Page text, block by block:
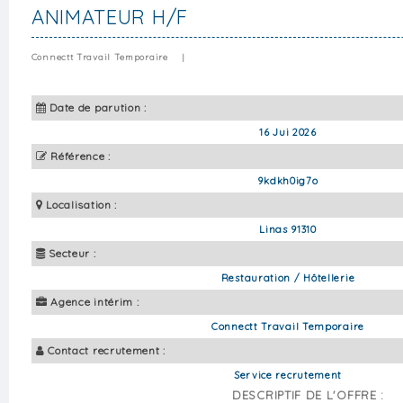
ANIMATEUR H/F
Connectt Travail Temporaire |
Date de parution :
16 Jui 2026
Référence :
9kdkh0ig7o
Localisation :
Linas 91310
Secteur :
Restauration / Hôtellerie
Agence intérim :
Connectt Travail Temporaire
Contact recrutement :
Service recrutement
DESCRIPTIF DE L'OFFRE :